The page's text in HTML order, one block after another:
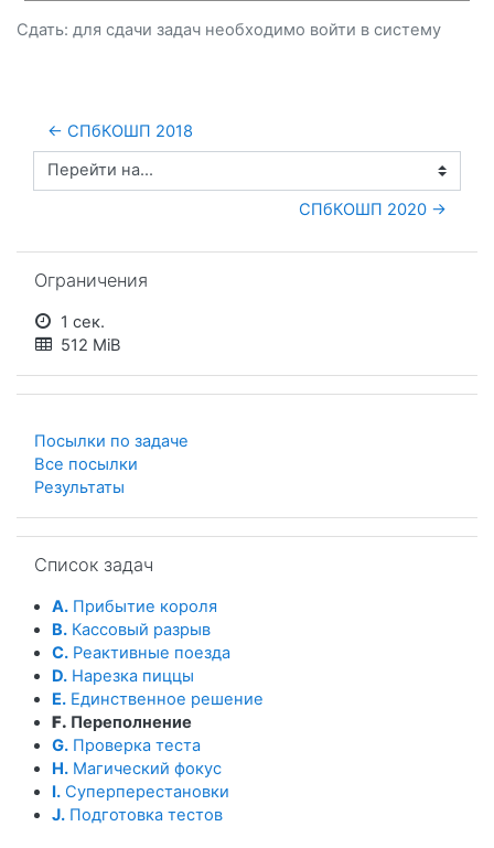
Сдать: для сдачи задач необходимо войти в систему
← СПбКОШП 2018
Перейти на...
СПбКОШП 2020 →
Ограничения
1 сек.
512 MiB
Посылки по задаче
Все посылки
Результаты
Список задач
A. Прибытие короля
B. Кассовый разрыв
C. Реактивные поезда
D. Нарезка пиццы
E. Единственное решение
F. Переполнение
G. Проверка теста
H. Магический фокус
I. Суперперестановки
J. Подготовка тестов